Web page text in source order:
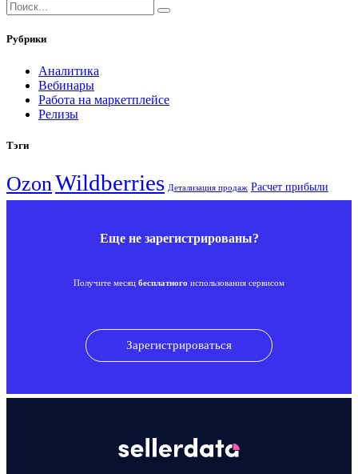
Рубрики
Аналитика
Вебинары
Работа на маркетплейсе
Релизы
Тэги
OzonWildberries Детализация продаж Расчет прибыли
Еще не зарегистрированы?
Получите месяц бесплатного использования сервисом
Зарегистрироваться